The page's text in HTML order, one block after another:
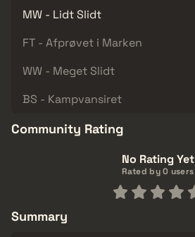
MW - Lidt Slidt
FT - Afprøvet i Marken
WW - Meget Slidt
BS - Kampvansiret
Community Rating
No Rating Yet
Rated by 0 users
Summary